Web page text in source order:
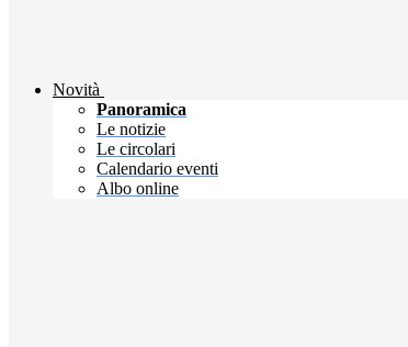
Novità
Panoramica
Le notizie
Le circolari
Calendario eventi
Albo online